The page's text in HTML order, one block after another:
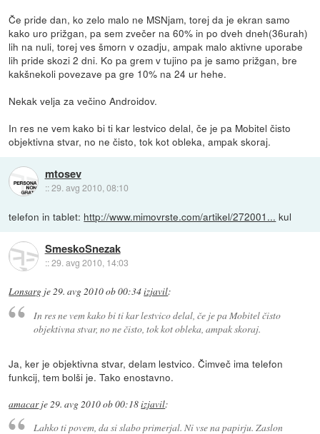
Če pride dan, ko zelo malo ne MSNjam, torej da je ekran samo
kako uro prižgan, pa sem zvečer na 60% in po dveh dneh(36urah)
lih na nuli, torej ves šmorn v ozadju, ampak malo aktivne uporabe
lih pride skozi 2 dni. Ko pa grem v tujino pa je samo prižgan, bre
kakšnekoli povezave pa gre 10% na 24 ur hehe.
Nekak velja za večino Androidov.
In res ne vem kako bi ti kar lestvico delal, če je pa Mobitel čisto
objektivna stvar, no ne čisto, tok kot obleka, ampak skoraj.
mtosev
::29. avg 2010, 08:10
telefon in tablet: http://www.mimovrste.com/artikel/272001... kul
SmeskoSnezak
::29. avg 2010, 14:03
Lonsarg je29. avg 2010 ob 00:34izjavil:
In res ne vem kako bi ti kar lestvico delal, če je pa Mobitel čisto
objektivna stvar, no ne čisto, tok kot obleka, ampak skoraj.
Ja, ker je objektivna stvar, delam lestvico. Čimveč ima telefon
funkcij, tem bolši je. Tako enostavno.
amacarje 29. avg 2010 ob 00:18izjavil:
Lahko ti povem, da si slabo primerjal. Ni vse na papirju. Zaslon